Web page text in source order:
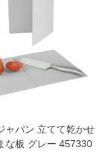
ャパン 立てて乾かせ
な板 グレー 457330